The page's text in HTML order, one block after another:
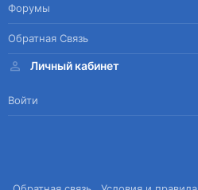
Форумы
Обратная Связь
Личный кабинет
Войти